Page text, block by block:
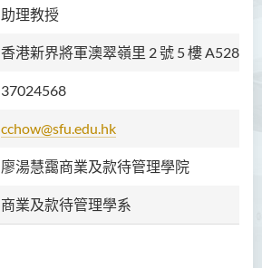
助理教授
香港新界將軍澳翠嶺里 2 號 5 樓 A528 室
37024568
cchow@sfu.edu.hk
廖湯慧靄商業及款待管理學院
商業及款待管理學系
院長的話
願景和使命
教職員
校外顧問團及校外考試委員
課程概覽
訪修及旁聽生計劃